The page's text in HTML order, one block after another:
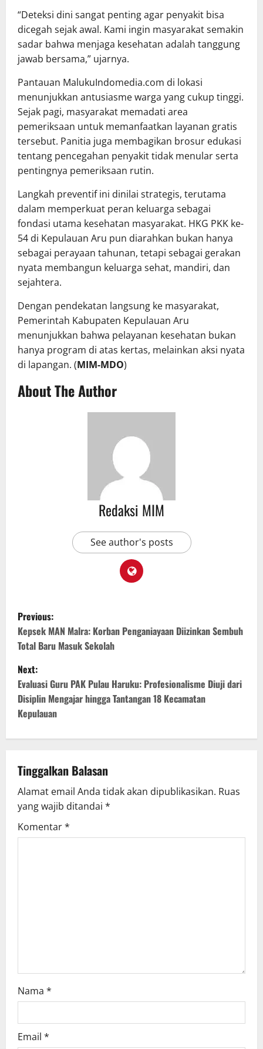
“Deteksi dini sangat penting agar penyakit bisa
dicegah sejak awal. Kami ingin masyarakat semakin
sadar bahwa menjaga kesehatan adalah tanggung
jawab bersama,” ujarnya.
Pantauan MalukuIndomedia.com di lokasi
menunjukkan antusiasme warga yang cukup tinggi.
Sejak pagi, masyarakat memadati area
pemeriksaan untuk memanfaatkan layanan gratis
tersebut. Panitia juga membagikan brosur edukasi
tentang pencegahan penyakit tidak menular serta
pentingnya pemeriksaan rutin.
Langkah preventif ini dinilai strategis, terutama
dalam memperkuat peran keluarga sebagai
fondasi utama kesehatan masyarakat. HKG PKK ke-
54 di Kepulauan Aru pun diarahkan bukan hanya
sebagai perayaan tahunan, tetapi sebagai gerakan
nyata membangun keluarga sehat, mandiri, dan
sejahtera.
Dengan pendekatan langsung ke masyarakat,
Pemerintah Kabupaten Kepulauan Aru
menunjukkan bahwa pelayanan kesehatan bukan
hanya program di atas kertas, melainkan aksi nyata
di lapangan. (MIM-MDO)
About The Author
Redaksi MIM
See author's posts
Previous:
Kepsek MAN Malra: Korban Penganiayaan Diizinkan Sembuh
Total Baru Masuk Sekolah
Next:
Evaluasi Guru PAK Pulau Haruku: Profesionalisme Diuji dari
Disiplin Mengajar hingga Tantangan 18 Kecamatan
Kepulauan
Tinggalkan Balasan
Alamat email Anda tidak akan dipublikasikan. Ruas
yang wajib ditandai *
Komentar*
Nama *
Email *